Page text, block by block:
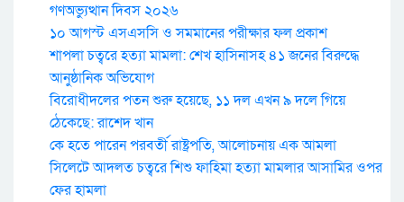
গণঅভ্যুত্থান দিবস ২০২৬
১০ আগস্ট এসএসসি ও সমমানের পরীক্ষার ফল প্রকাশ
শাপলা চত্বরে হত্যা মামলা: শেখ হাসিনাসহ ৪১ জনের বিরুদ্ধে
আনুষ্ঠানিক অভিযোগ
বিরোধীদলের পতন শুরু হয়েছে, ১১ দল এখন ৯ দলে গিয়ে
ঠেকেছে: রাশেদ খান
কে হতে পারেন পরবর্তী রাষ্ট্রপতি, আলোচনায় এক আমলা
সিলেটে আদলত চত্বরে শিশু ফাহিমা হত্যা মামলার আসামির ওপর
ফের হামলা